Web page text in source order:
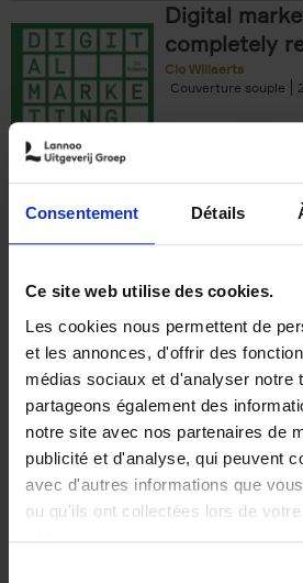
Consentement Détails
Ce site web utilise des cookies.
Les cookies nous permettent de
et les annonces, d'offrir des
médias sociaux et d'analyser notre
partageons également des
notre site avec nos partenaires de
publicité et d'analyse, qui peuvent
avec d'autres informations que
ou qu'ils ont collectées lors de
Digital
completely
Clo Willaerts
Couverture souple
€35,50
The Offer
Refuse
Steven Van Belleghem
Couverture souple
€37,50